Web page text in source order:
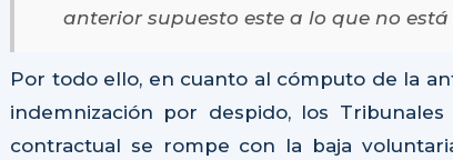
anterior supuesto este a lo que no
Por todo ello, en cuanto al cómputo de la
indemnización por despido, los
contractual se rompe con la baja